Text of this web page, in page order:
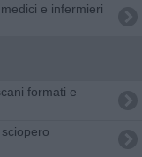
e infermieri
formati e